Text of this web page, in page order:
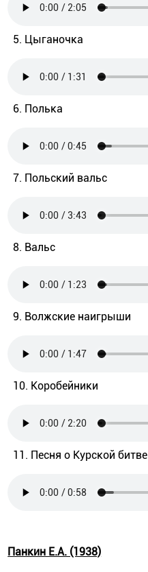
5. Цыганочка
6. Полька
7. Польский вальс
8. Вальс
9. Волжские наигрыши
10. Коробейники
11. Песня о Курской битве
Панкин Е.А. (1938)